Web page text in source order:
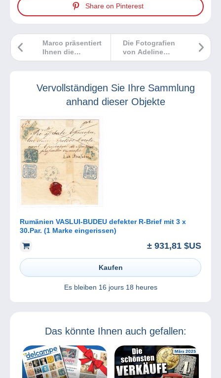
Share on Pinterest
Die Fotografien
von Adeline
Boutain
Marco präsentiert
Ihnen die
Briefmarke „Solar
philatelistischen
Vervollständigen Sie Ihre Sammlung
anhand dieser Objekte
Rumänien VASLUI-BUDEU defekter R-Brief mit 3 x
30.Par. (1 Marke eingerissen)
± 931,81 $US
Kaufen
Es bleiben 16 jours 18 heures
Das könnte Ihnen auch gefallen: